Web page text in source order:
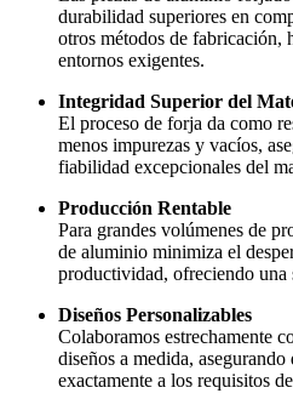
durabilidad superiores en
otros métodos de fabricación,
entornos exigentes.
Integridad Superior del
El proceso de forja da como
menos impurezas y vacíos,
fiabilidad excepcionales del
Producción Rentable
Para grandes volúmenes de
de aluminio minimiza el
productividad, ofreciendo una
Diseños Personalizables
Colaboramos estrechamente
diseños a medida, asegurando
exactamente a los requisitos